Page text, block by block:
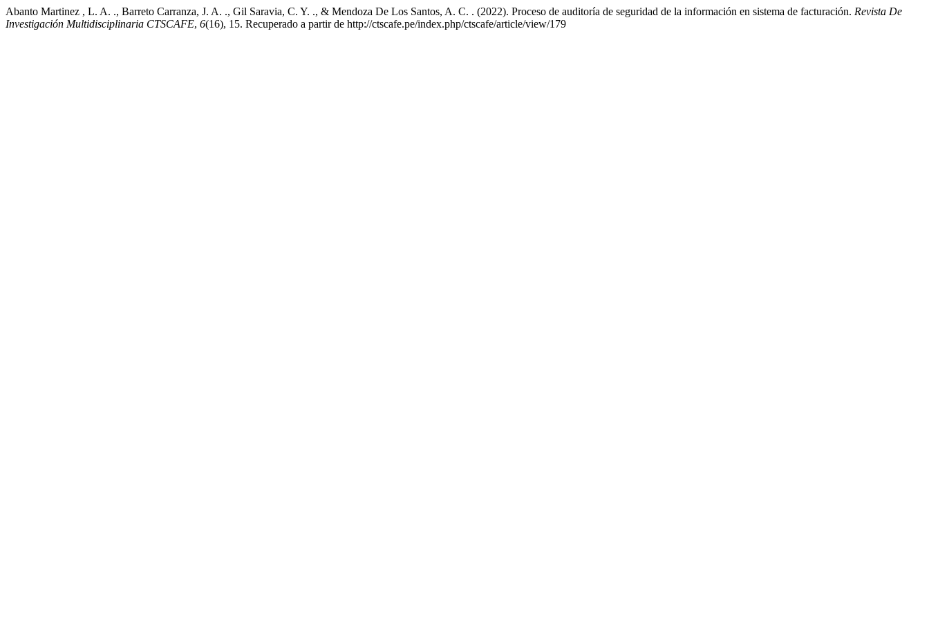
Abanto Martinez , L. A. ., Barreto Carranza, J. A. ., Gil Saravia, C. Y. ., & Mendoza De Los Santos, A. C. . (2022). Proceso de auditoría de seguridad de la información en sistema de facturación. Revista De
Investigación Multidisciplinaria CTSCAFE, 6(16), 15. Recuperado a partir de http://ctscafe.pe/index.php/ctscafe/article/view/179